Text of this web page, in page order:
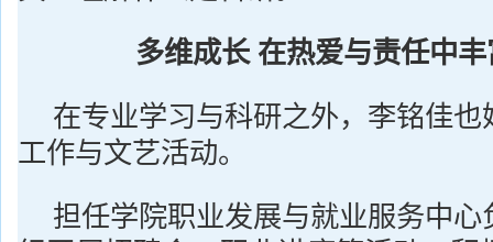
多维成长 在热爱与责任中
在专业学习与科研之外，李铭佳
工作与文艺活动。
担任学院职业发展与就业服务中